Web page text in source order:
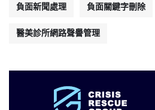
負面新聞處理 負面關鍵字刪除
醫美診所網路聲譽管理